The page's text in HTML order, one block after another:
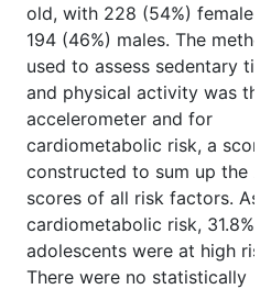
old, with 228 (54%) females
194 (46%) males. The
used to assess sedentary
and physical activity was the
accelerometer and for
cardiometabolic risk, a
constructed to sum up the z-
scores of all risk factors. As
cardiometabolic risk, 31.8%
adolescents were at high
There were no statistically